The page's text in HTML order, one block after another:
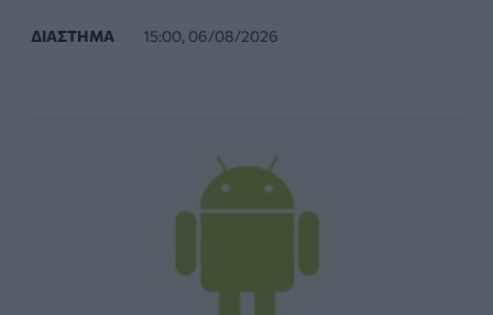
ΔΙΆΣΤΗΜΑ 15:00, 06/08/2026